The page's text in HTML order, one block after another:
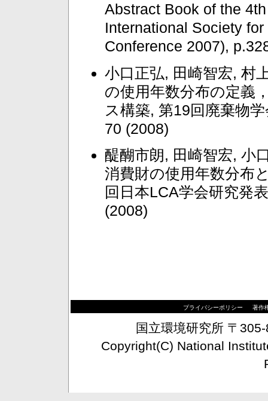
Abstract Book of the
International Society
Conference 2007),
小口正弘, 田崎智宏, 村
の使用年数分布の定義
ス構築, 第19回廃棄物
70 (2008)
醍醐市朗, 田崎智宏, 小
消費財の使用年数分布
回日本LCA学会研究発
(2008)
プライバシーポリシー 著作
国立環境研究所 〒
Copyright(C) National